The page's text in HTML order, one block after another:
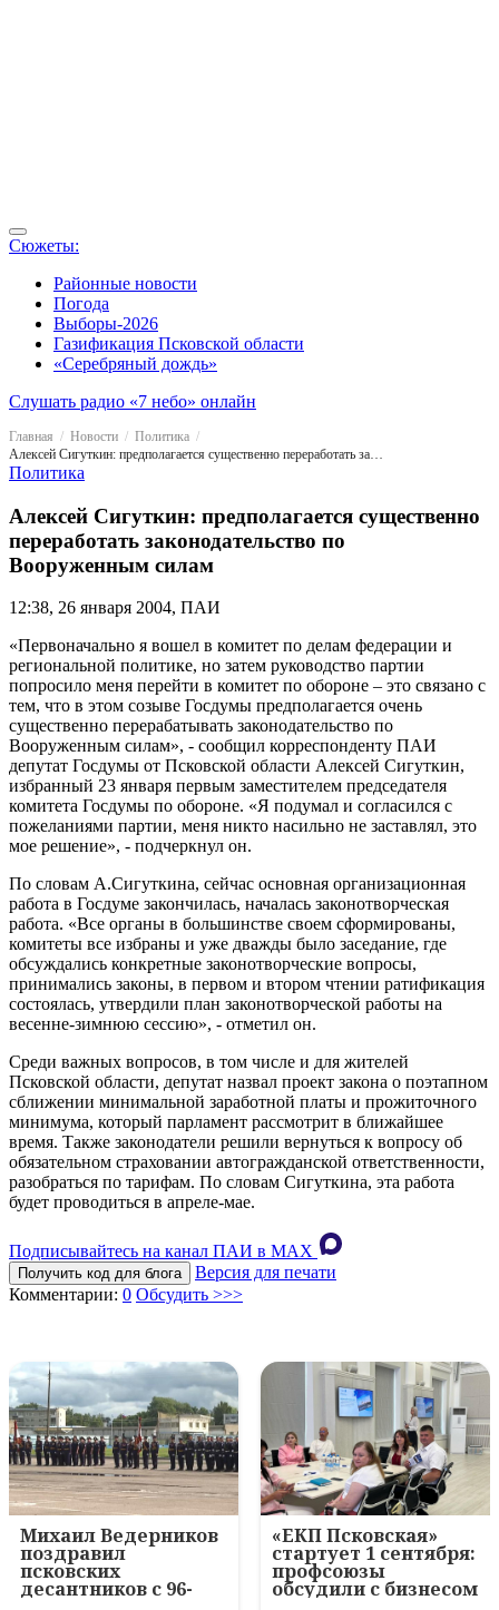
Сюжеты:
Районные новости
Погода
Выборы-2026
Газификация Псковской области
«Серебряный дождь»
Слушать радио «7 небо» онлайн
Главная Новости
Политика
Алексей Сигуткин: предполагается существенно переработать законодательство по Вооруженным силам
Политика
Алексей Сигуткин: предполагается существенно
переработать законодательство по
Вооруженным силам
12:38, 26 января 2004, ПАИ
«Первоначально я вошел в комитет по делам федерации и
региональной политике, но затем руководство партии
попросило меня перейти в комитет по обороне – это связано с
тем, что в этом созыве Госдумы предполагается очень
существенно перерабатывать законодательство по
Вооруженным силам», - сообщил корреспонденту ПАИ
депутат Госдумы от Псковской области Алексей Сигуткин,
избранный 23 января первым заместителем председателя
комитета Госдумы по обороне. «Я подумал и согласился с
пожеланиями партии, меня никто насильно не заставлял, это
мое решение», - подчеркнул он.
По словам А.Сигуткина, сейчас основная организационная
работа в Госдуме закончилась, началась законотворческая
работа. «Все органы в большинстве своем сформированы,
комитеты все избраны и уже дважды было заседание, где
обсуждались конкретные законотворческие вопросы,
принимались законы, в первом и втором чтении ратификация
состоялась, утвердили план законотворческой работы на
весенне-зимнюю сессию», - отметил он.
Среди важных вопросов, в том числе и для жителей
Псковской области, депутат назвал проект закона о поэтапном
сближении минимальной заработной платы и прожиточного
минимума, который парламент рассмотрит в ближайшее
время. Также законодатели решили вернуться к вопросу об
обязательном страховании автогражданской ответственности,
разобраться по тарифам. По словам Сигуткина, эта работа
будет проводиться в апреле-мае.
Подписывайтесь на канал ПАИ в MAХ
Получить код для блога
Версия для печати
Комментарии: 0 Обсудить >>>
Михаил Ведерников
поздравил
псковских
десантников с 96-
«ЕКП Псковская»
стартует 1 сентября:
профсоюзы
обсудили с бизнесом